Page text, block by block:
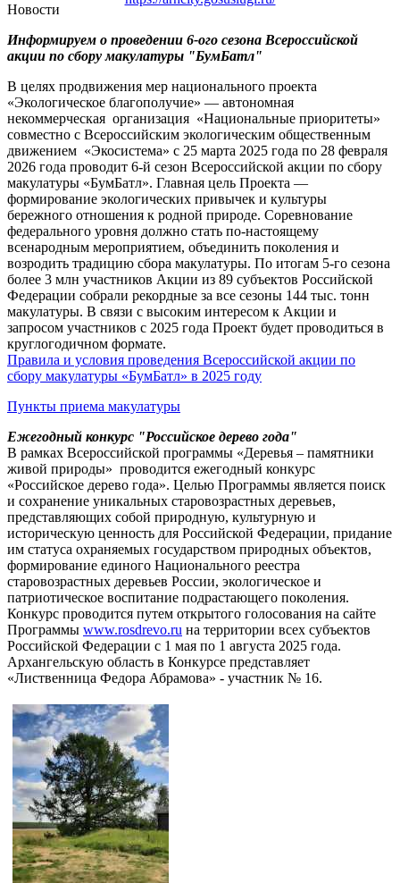
Новости
Информируем о проведении 6-ого сезона Всероссийской
акции по сбору макулатуры "БумБатл"
В целях продвижения мер национального проекта
«Экологическое благополучие» — автономная
некоммерческая организация «Национальные приоритеты»
совместно с Всероссийским экологическим общественным
движением «Экосистема» с 25 марта 2025 года по 28 февраля
2026 года проводит 6-й сезон Всероссийской акции по сбору
макулатуры «БумБатл». Главная цель Проекта —
формирование экологических привычек и культуры
бережного отношения к родной природе. Соревнование
федерального уровня должно стать по-настоящему
всенародным мероприятием, объединить поколения и
возродить традицию сбора макулатуры. По итогам 5-го сезона
более 3 млн участников Акции из 89 субъектов Российской
Федерации собрали рекордные за все сезоны 144 тыс. тонн
макулатуры. В связи с высоким интересом к Акции и
запросом участников с 2025 года Проект будет проводиться в
круглогодичном формате.
Правила и условия проведения Всероссийской акции по
сбору макулатуры «БумБатл» в 2025 году
Пункты приема макулатуры
Ежегодный конкурс "Российское дерево года"
В рамках Всероссийской программы «Деревья – памятники
живой природы» проводится ежегодный конкурс
«Российское дерево года». Целью Программы является поиск
и сохранение уникальных старовозрастных деревьев,
представляющих собой природную, культурную и
историческую ценность для Российской Федерации, придание
им статуса охраняемых государством природных объектов,
формирование единого Национального реестра
старовозрастных деревьев России, экологическое и
патриотическое воспитание подрастающего поколения.
Конкурс проводится путем открытого голосования на сайте
Программы www.rosdrevo.ru на территории всех субъектов
Российской Федерации с 1 мая по 1 августа 2025 года.
Архангельскую область в Конкурсе представляет
«Лиственница Федора Абрамова» - участник № 16.